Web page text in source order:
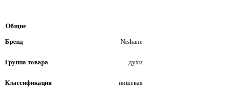
Общие
Бренд Nishane
Группа товара духи
Классификация нишевая